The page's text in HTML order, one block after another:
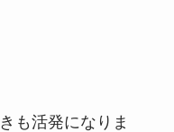
も活発になりま